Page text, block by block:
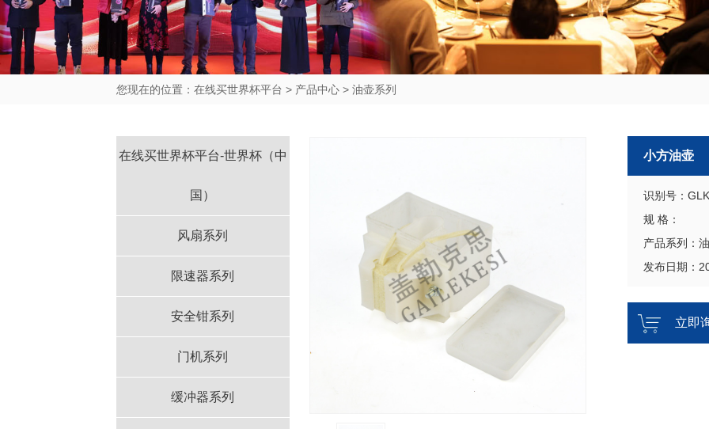
您现在的位置： 在线买世界杯平台 > 产品中心 > 油壶系列
在线买世界杯平台-世界杯（中
国）
风扇系列
限速器系列
安全钳系列
门机系列
缓冲器系列
小方油壶
识别号：
规 格：
产品系列：
发布日期：
立即